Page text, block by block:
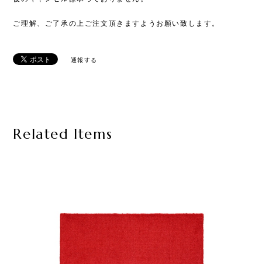
ご理解、ご了承の上ご注文頂きますようお願い致します。
通報する
Related Items